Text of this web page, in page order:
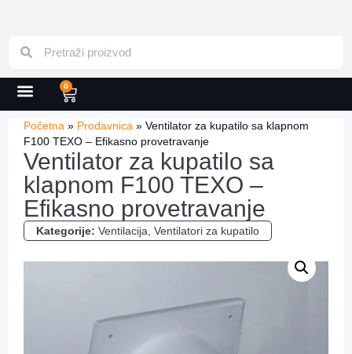
0
Početna » Prodavnica » Ventilator za kupatilo sa klapnom
F100 TEXO – Efikasno provetravanje
Ventilator za kupatilo sa
klapnom F100 TEXO –
Efikasno provetravanje
Kategorije: Ventilacija Ventilatori za kupatilo